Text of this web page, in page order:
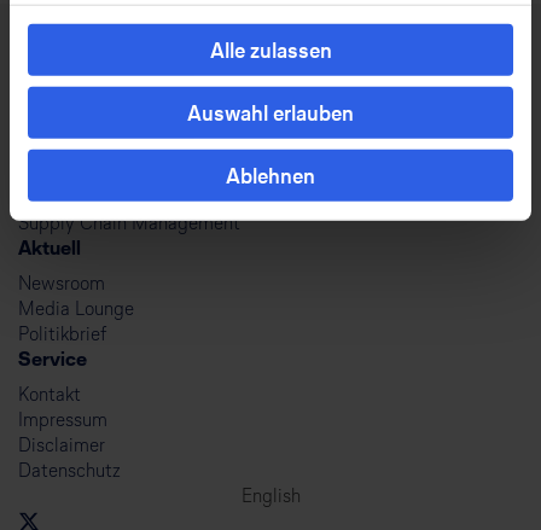
Alle zulassen
Auswahl erlauben
Ablehnen
Lufthansa Group
Verantwortung
Karriere
Supply Chain Management
Aktuell
Newsroom
Media Lounge
Politikbrief
Service
Kontakt
Impressum
Disclaimer
Datenschutz
English